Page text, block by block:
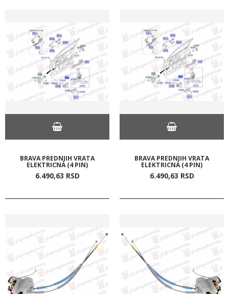
BRAVA PREDNJIH VRATA
ELEKTRICNA (4 PIN)
6.490,63 RSD
BRAVA PREDNJIH VRATA
ELEKTRICNA (4 PIN)
6.490,63 RSD